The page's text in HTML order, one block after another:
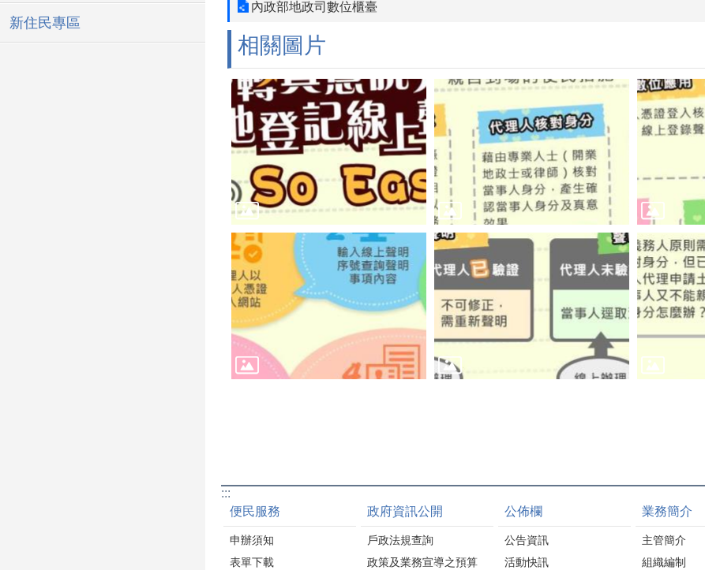
新住民專區
內政部地政司數位櫃臺
相關圖片
:::
便民服務
申辦須知
表單下載
政府資訊公開
戶政法規查詢
政策及業務宣導之預算
公佈欄
公告資訊
活動快訊
業務簡介
主管簡介
組織編制